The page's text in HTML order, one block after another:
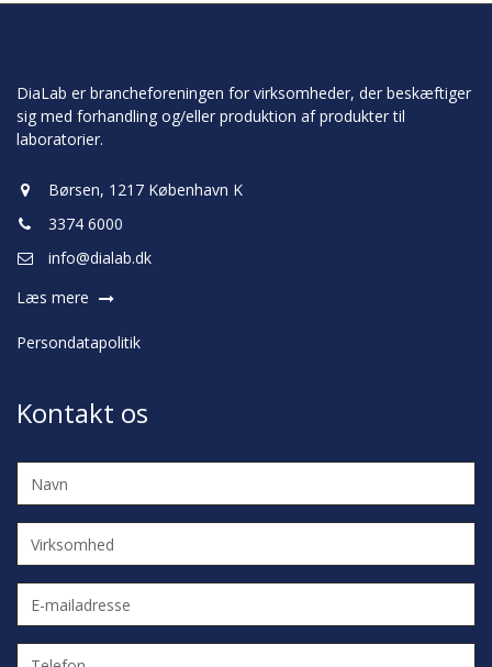
DiaLab er brancheforeningen for virksomheder, der beskæftiger
sig med forhandling og/eller produktion af produkter til
laboratorier.
Børsen, 1217 København K
3374 6000
info@dialab.dk
Læs mere
Persondatapolitik
Kontakt os
mailadresse